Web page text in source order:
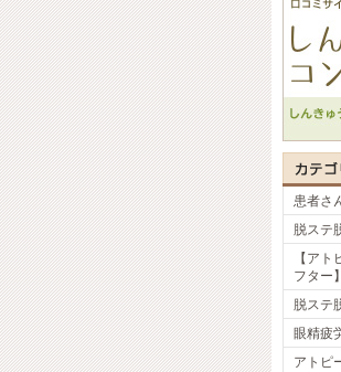
患者さ
脱ステ
【ア
フター
脱ステ
眼精疲
アトピ